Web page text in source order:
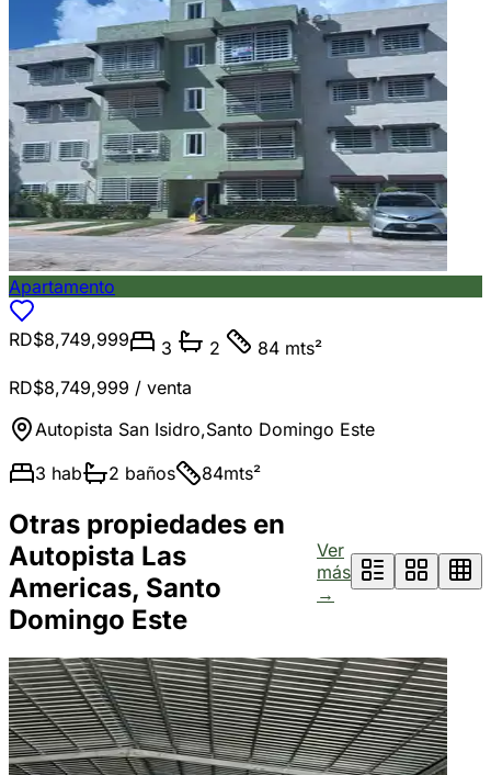
Apartamento
RD$8,749,999 3 2
84 mts²
RD$8,749,999 / venta
Autopista San Isidro,Santo Domingo Este
3 hab 2 baños 84mts²
Otras propiedades en
Autopista Las
Americas, Santo
Domingo Este
Ver
más
→